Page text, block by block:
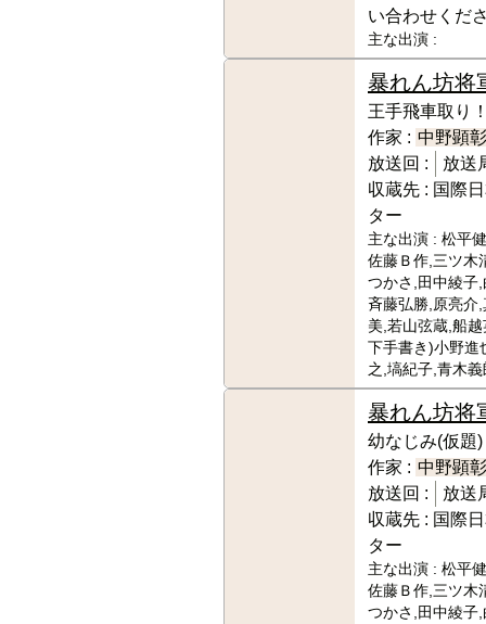
い合わせくだ
主な出演 :
暴れん坊将
王手飛車取り
作家 : 中野顕彰
放送回 :
放送
収蔵先 : 国際
ター
主な出演 : 松平
佐藤Ｂ作,三ツ木
つかさ,田中綾子
斉藤弘勝,原亮介
美,若山弦蔵,船
下手書き)小野進
之,塙紀子,青木
暴れん坊将
幼なじみ(仮題)
作家 : 中野顕彰
放送回 :
放送
収蔵先 : 国際
ター
主な出演 : 松平
佐藤Ｂ作,三ツ木
つかさ,田中綾子